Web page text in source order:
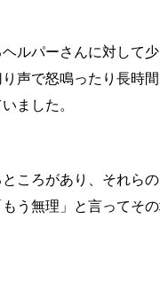
ルパーさんに対して
声で怒鳴ったり長時
ました。
ころがあり、それらの
う無理」と言ってそ